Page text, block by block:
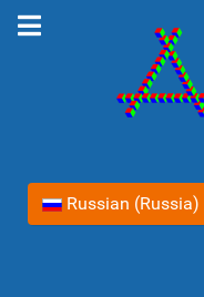
Выберите язык
Russian (Russia)